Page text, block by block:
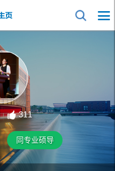
311
同专业硕导